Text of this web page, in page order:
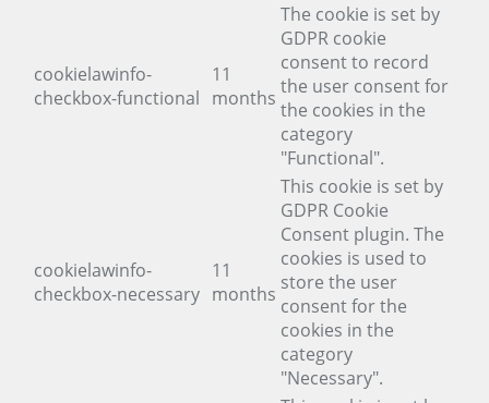
cookielawinfo-
checkbox-functional
11
months
The cookie is set by
GDPR cookie
consent to record
the user consent for
the cookies in the
category
"Functional".
cookielawinfo-
checkbox-necessary
11
months
This cookie is set by
GDPR Cookie
Consent plugin. The
cookies is used to
store the user
consent for the
cookies in the
category
"Necessary".